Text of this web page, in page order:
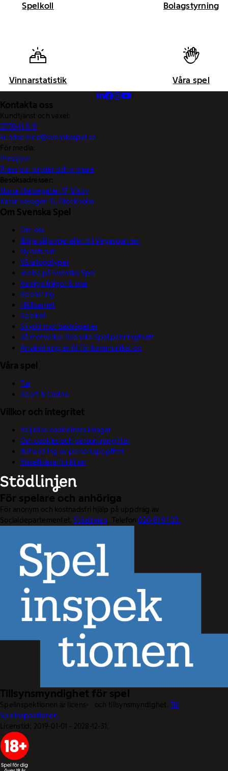
Spelkoll Bolagstyrning
Vinnarstatistik Våra spel
Kontakta oss
Kundtjänst och växel:
0770-11 11 11
kundservice@svenskaspel.se
För media:
Pressjour
Pressjour vinster och vinnare
Besöksadresser:
Norra Hansegatan 17, Visby
Katarinavägen 15, Stockholm
Om Svenska Spel
Om oss
Börja sälja spel eller bli Vegaspartner
Nyhetsrum
Våra logotyper
Jobba på Svenska Spel
Vanliga frågor & svar
Sponsring
Hållbarhet
Spelkoll
Skydd mot bedrägerier
Så motverkar Svenska Spel penningtvätt
Användning av AI för kommunikation
Våra spel
Tur
Sport & Casino
Villkor och integritet
Välj dina cookieinställningar
Om cookies och personuppgifter
Behandling av personuppgifter
Visselblåsarfunktion
För spelare och anhöriga
För anonym och kostnadsfri hjälp på uppdrag av
Socialdepartementet. Stödlinjen. Telefon020-81 91 00.
Tillsynsmyndighet för spel
Spelinspektionen är licens- och tillsynsmyndighet.Till
Spelinspektionen.
Licenstid: 2019-01-01 - 2028-12-31.